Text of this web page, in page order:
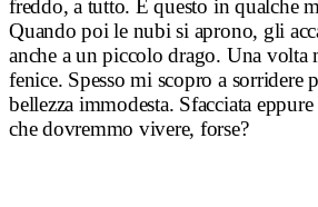
freddo, a tutto. E questo in qualche
Quando poi le nubi si aprono, gli
anche a un piccolo drago. Una volta
fenice. Spesso mi scopro a sorridere
bellezza immodesta. Sfacciata
che dovremmo vivere, forse?